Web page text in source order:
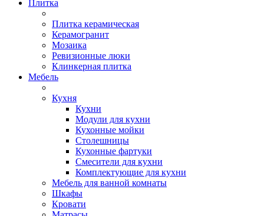
Плитка
Плитка керамическая
Керамогранит
Мозаика
Ревизионные люки
Клинкерная плитка
Мебель
Кухня
Кухни
Модули для кухни
Кухонные мойки
Столешницы
Кухонные фартуки
Смесители для кухни
Комплектующие для кухни
Мебель для ванной комнаты
Шкафы
Кровати